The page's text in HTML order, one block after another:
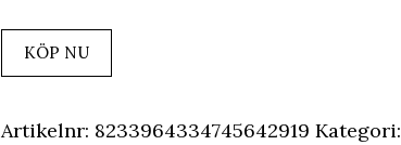
KÖP NU
Artikelnr: 8233964334745642919 Kategori: